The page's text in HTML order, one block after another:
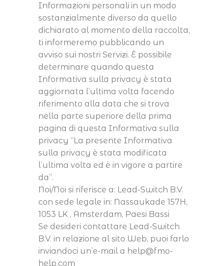
Informazioni personali in un modo
sostanzialmente diverso da quello
dichiarato al momento della raccolta,
ti informeremo pubblicando un
avviso sui nostri Servizi. È possibile
determinare quando questa
Informativa sulla privacy è stata
aggiornata l’ultima volta facendo
riferimento alla data che si trova
nella parte superiore della prima
pagina di questa Informativa sulla
privacy “La presente Informativa
sulla privacy è stata modificata
l’ultima volta ed è in vigore a partire
da”.
Noi/Noi si riferisce a: Lead-Switch B.V.
con sede legale in: Nassaukade 157H,
1053 LK , Amsterdam, Paesi Bassi
Se desideri contattare Lead-Switch
B.V. in relazione al sito Web, puoi farlo
inviandoci un’e-mail a help@fmo-
help.com